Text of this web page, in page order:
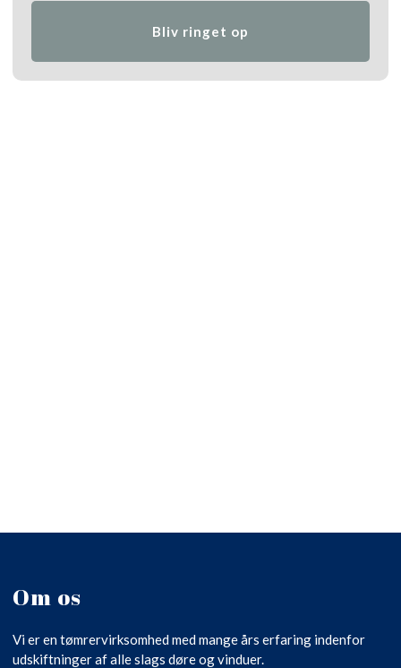
Om os
Vi er en tømrervirksomhed med mange års erfaring indenfor
udskiftninger af alle slags døre og vinduer.